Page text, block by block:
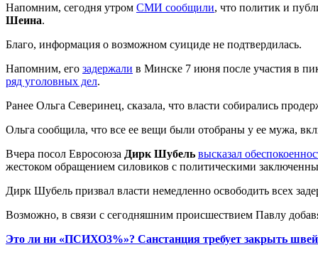
Напомним, сегодня утром СМИ сообщили, что политик и
Шеина.
Благо, информация о возможном суициде не подтвердилась.
Напомним, его задержали в Минске 7 июня после участия в
ряд уголовных дел.
Ранее Ольга Северинец, сказала, что власти собирались
Ольга сообщила, что все ее вещи были отобраны у ее мужа,
Вчера посол Евросоюза Дирк Шубель высказал
жестоком обращением силовиков с политическими
Дирк Шубель призвал власти немедленно освободить всех
Возможно, в связи с сегодняшним происшествием Павлу
Это ли ни «ПСИХО3%»? Cанстанция требует закрыть